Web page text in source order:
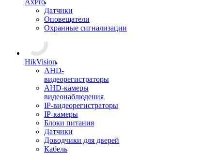
AxPro
Датчики
Оповещатели
Охранные сигнализации
HikVision
AHD-
видеорегистраторы
AHD-камеры
видеонаблюдения
IP-видеорегистраторы
IP-камеры
Блоки питания
Датчики
Доводчики для дверей
Кабель